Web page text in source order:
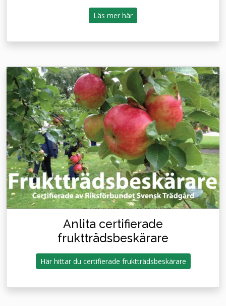
Läs mer här
Anlita certifierade
fruktträdsbeskärare
Här hittar du certifierade fruktträdsbeskärare